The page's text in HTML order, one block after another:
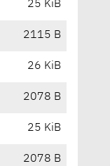
25 KiB
2115 B
26 KiB
2078 B
25 KiB
2078 B